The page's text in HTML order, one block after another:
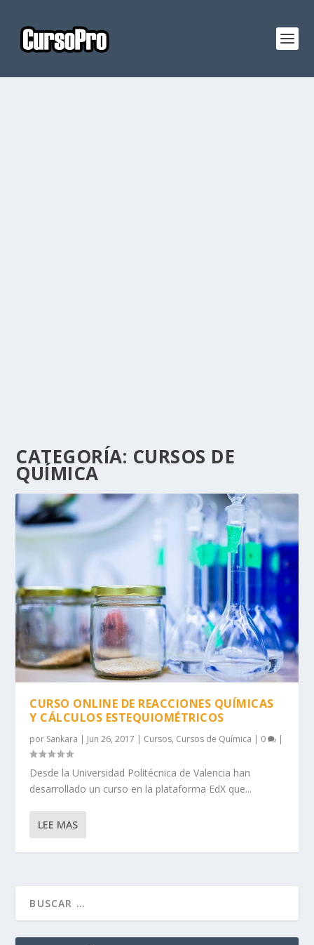
CATEGORÍA: CURSOS DE
QUÍMICA
CURSO ONLINE DE REACCIONES QUÍMICAS
Y CÁLCULOS ESTEQUIOMÉTRICOS
por Sankara | Jun 26, 2017 | Cursos, Cursos de Química | 0 |
Desde la Universidad Politécnica de Valencia han
desarrollado un curso en la plataforma EdX que...
LEE MAS